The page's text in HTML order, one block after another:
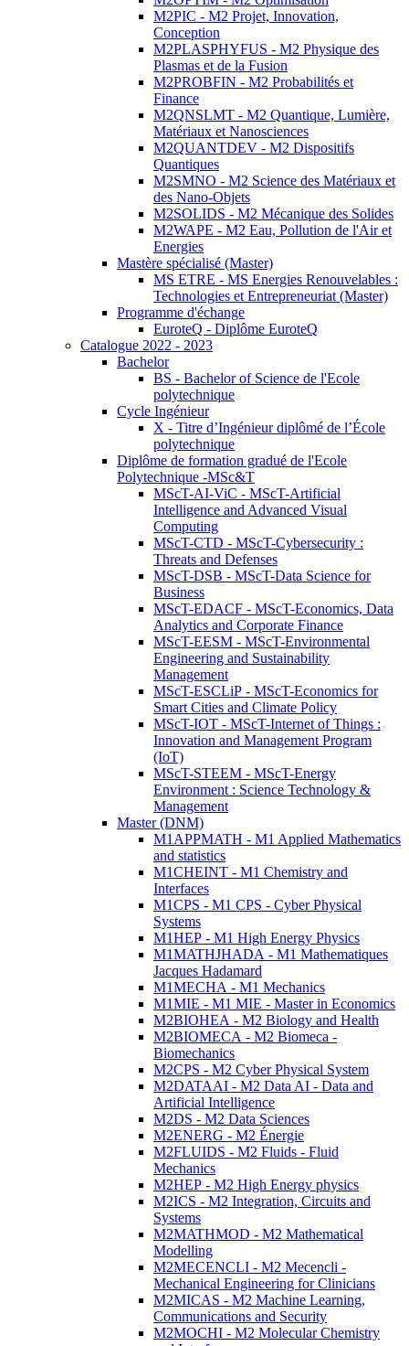
M2PIC - M2 Projet, Innovation,
Conception
M2PLASPHYFUS - M2 Physique des
Plasmas et de la Fusion
M2PROBFIN - M2 Probabilités et
Finance
M2QNSLMT - M2 Quantique, Lumière,
Matériaux et Nanosciences
M2QUANTDEV - M2 Dispositifs
Quantiques
M2SMNO - M2 Science des Matériaux et
des Nano-Objets
M2SOLIDS - M2 Mécanique des Solides
M2WAPE - M2 Eau, Pollution de l'Air et
Energies
Mastère spécialisé (Master)
MS ETRE - MS Energies Renouvelables :
Technologies et Entrepreneuriat (Master)
Programme d'échange
EuroteQ - Diplôme EuroteQ
Catalogue 2022 - 2023
Bachelor
BS - Bachelor of Science de l'Ecole
polytechnique
Cycle Ingénieur
X - Titre d’Ingénieur diplômé de l’École
polytechnique
Diplôme de formation gradué de l'Ecole
Polytechnique -MSc&T
MScT-AI-ViC - MScT-Artificial
Intelligence and Advanced Visual
Computing
MScT-CTD - MScT-Cybersecurity :
Threats and Defenses
MScT-DSB - MScT-Data Science for
Business
MScT-EDACF - MScT-Economics, Data
Analytics and Corporate Finance
MScT-EESM - MScT-Environmental
Engineering and Sustainability
Management
MScT-ESCLiP - MScT-Economics for
Smart Cities and Climate Policy
MScT-IOT - MScT-Internet of Things :
Innovation and Management Program
(IoT)
MScT-STEEM - MScT-Energy
Environment : Science Technology &
Management
Master (DNM)
M1APPMATH - M1 Applied Mathematics
and statistics
M1CHEINT - M1 Chemistry and
Interfaces
M1CPS - M1 CPS - Cyber Physical
Systems
M1HEP - M1 High Energy Physics
M1MATHJHADA - M1 Mathematiques
Jacques Hadamard
M1MECHA - M1 Mechanics
M1MIE - M1 MIE - Master in Economics
M2BIOHEA - M2 Biology and Health
M2BIOMECA - M2 Biomeca -
Biomechanics
M2CPS - M2 Cyber Physical System
M2DATAAI - M2 Data AI - Data and
Artificial Intelligence
M2DS - M2 Data Sciences
M2ENERG - M2 Énergie
M2FLUIDS - M2 Fluids - Fluid
Mechanics
M2HEP - M2 High Energy physics
M2ICS - M2 Integration, Circuits and
Systems
M2MATHMOD - M2 Mathematical
Modelling
M2MECENCLI - M2 Mecencli -
Mechanical Engineering for Clinicians
M2MICAS - M2 Machine Learning,
Communications and Security
M2MOCHI - M2 Molecular Chemistry